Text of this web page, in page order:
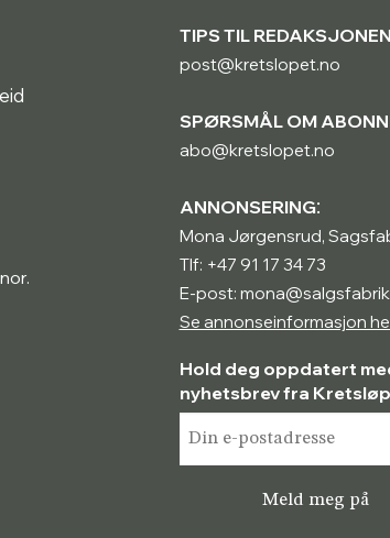
TIPS TIL
post@kretslopet.no
SPØRSMÅL OM
abo@kretslopet.no
ANNONSERING:
Mona Jørgensrud,
Tlf: +47 91 17 34 73
E-post:
Se annonseinformasjon
Hold deg oppdatert
nyhetsbrev fra